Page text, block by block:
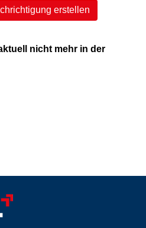
erstellen
nicht mehr in der